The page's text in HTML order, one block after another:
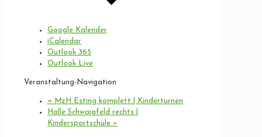
Google Kalender
iCalendar
Outlook 365
Outlook Live
Veranstaltung-Navigation
« MzH Esting komplett | Kinderturnen
Halle Schwaigfeld rechts |
Kindersportschule »